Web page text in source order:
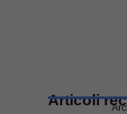
Articoli